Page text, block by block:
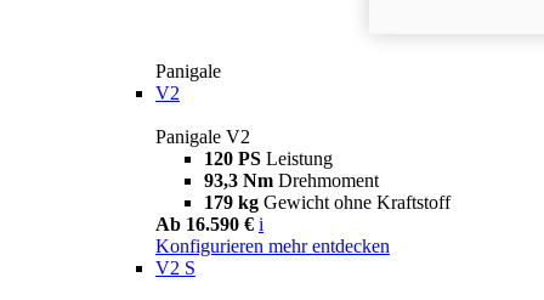
Panigale
V2
Panigale V2
120 PS Leistung
93,3 Nm Drehmoment
179 kg Gewicht ohne Kraftstoff
Ab 16.590 € i
Konfigurieren mehr entdecken
V2 S